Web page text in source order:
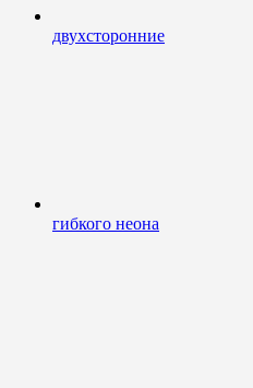
двухсторонние
гибкого неона